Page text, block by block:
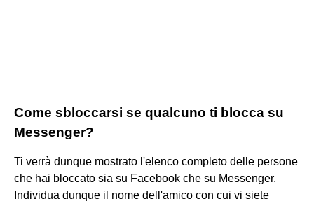
Come sbloccarsi se qualcuno ti blocca su
Messenger?
Ti verrà dunque mostrato l'elenco completo delle persone
che hai bloccato sia su Facebook che su Messenger.
Individua dunque il nome dell'amico con cui vi siete